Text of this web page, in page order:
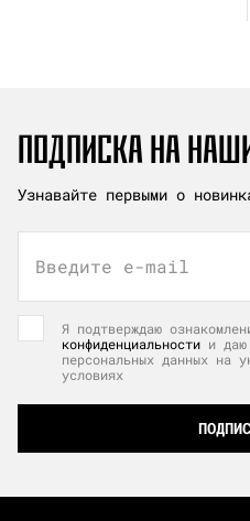
ПОДПИСКА НА
Узнавайте первыми о
Введите e-mail
Я подтверждаю
конфиденциальности и даю
персональных данных на
условиях